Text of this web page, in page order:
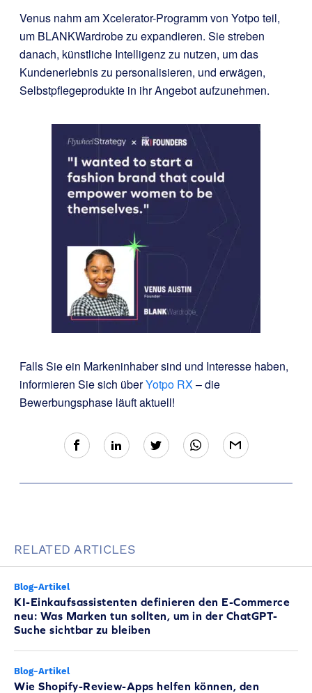
Venus nahm am Xcelerator-Programm von Yotpo teil,
um BLANKWardrobe zu expandieren. Sie streben
danach, künstliche Intelligenz zu nutzen, um das
Kundenerlebnis zu personalisieren, und erwägen,
Selbstpflegeprodukte in ihr Angebot aufzunehmen.
Falls Sie ein Markeninhaber sind und Interesse haben,
informieren Sie sich überYotpo RX– die
Bewerbungsphase läuft aktuell!
RELATED ARTICLES
Blog-Artikel
KI-Einkaufsassistenten definieren den E-Commerce
neu: Was Marken tun sollten, um in der ChatGPT-
Suche sichtbar zu bleiben
Blog-Artikel
Wie Shopify-Review-Apps helfen können, den